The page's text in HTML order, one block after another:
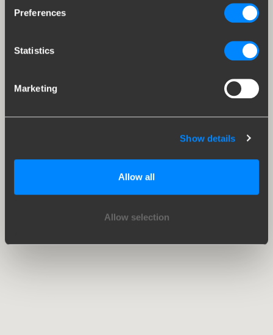
Preferences
Statistics
Marketing
Show details
Allow all
Allow selection